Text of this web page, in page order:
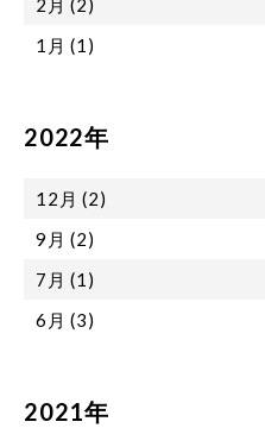
2月 (2)
1月 (1)
2022年
12月 (2)
9月 (2)
7月 (1)
6月 (3)
2021年